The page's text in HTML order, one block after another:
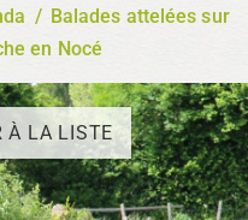
/ Balades attelées sur
en Nocé
LA LISTE